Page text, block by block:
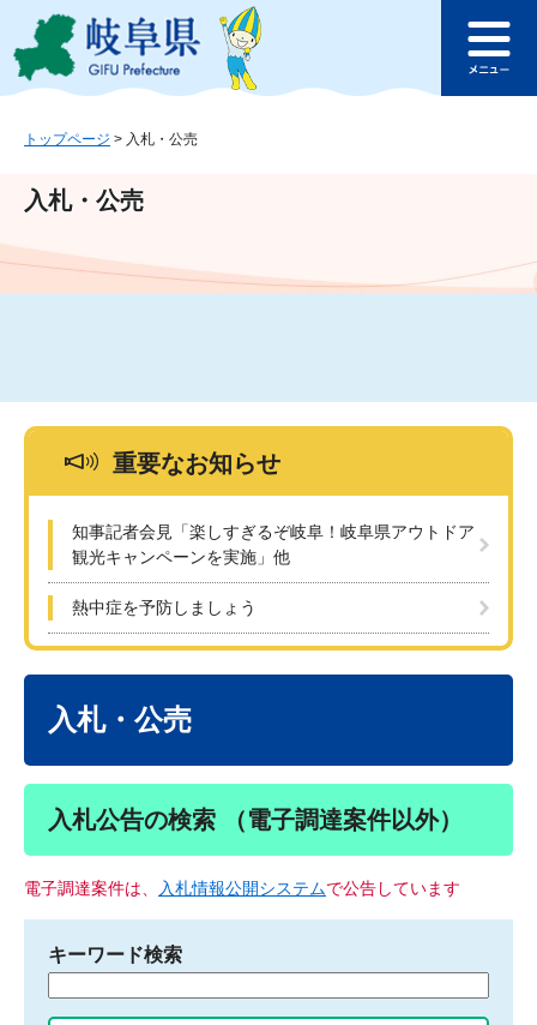
ジ
ュ
文
このページの本文へ
ュ
トップページ > 入札・公売
入札・公売
重要なお知らせ
知事記者会見「楽しすぎるぞ岐阜！岐阜県アウトドア
観光キャンペーンを実施」他
熱中症を予防しましょう
入札・公売
入札公告の検索 （電子調達案件以外）
電子調達案件は、 入札情報公開システムで公告しています
キーワード検索